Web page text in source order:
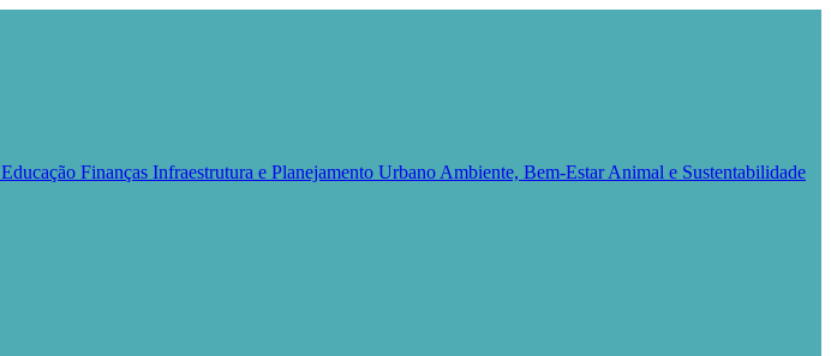
Educação Finanças Infraestrutura e Planejamento Urbano Ambiente, Bem-Estar Animal e Sustentabilidade